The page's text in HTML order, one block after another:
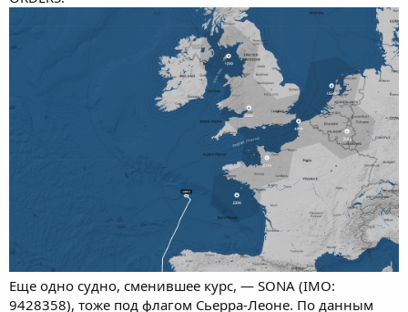
Еще одно судно, сменившее курс, — SONA (IMO:
9428358), тоже под флагом Сьерра-Леоне. По данным